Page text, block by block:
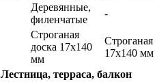
Деревянные,
филенчатые
-
Строганая
доска 17х140
мм
Строганая
17х140 мм
Лестница, терраса, балкон